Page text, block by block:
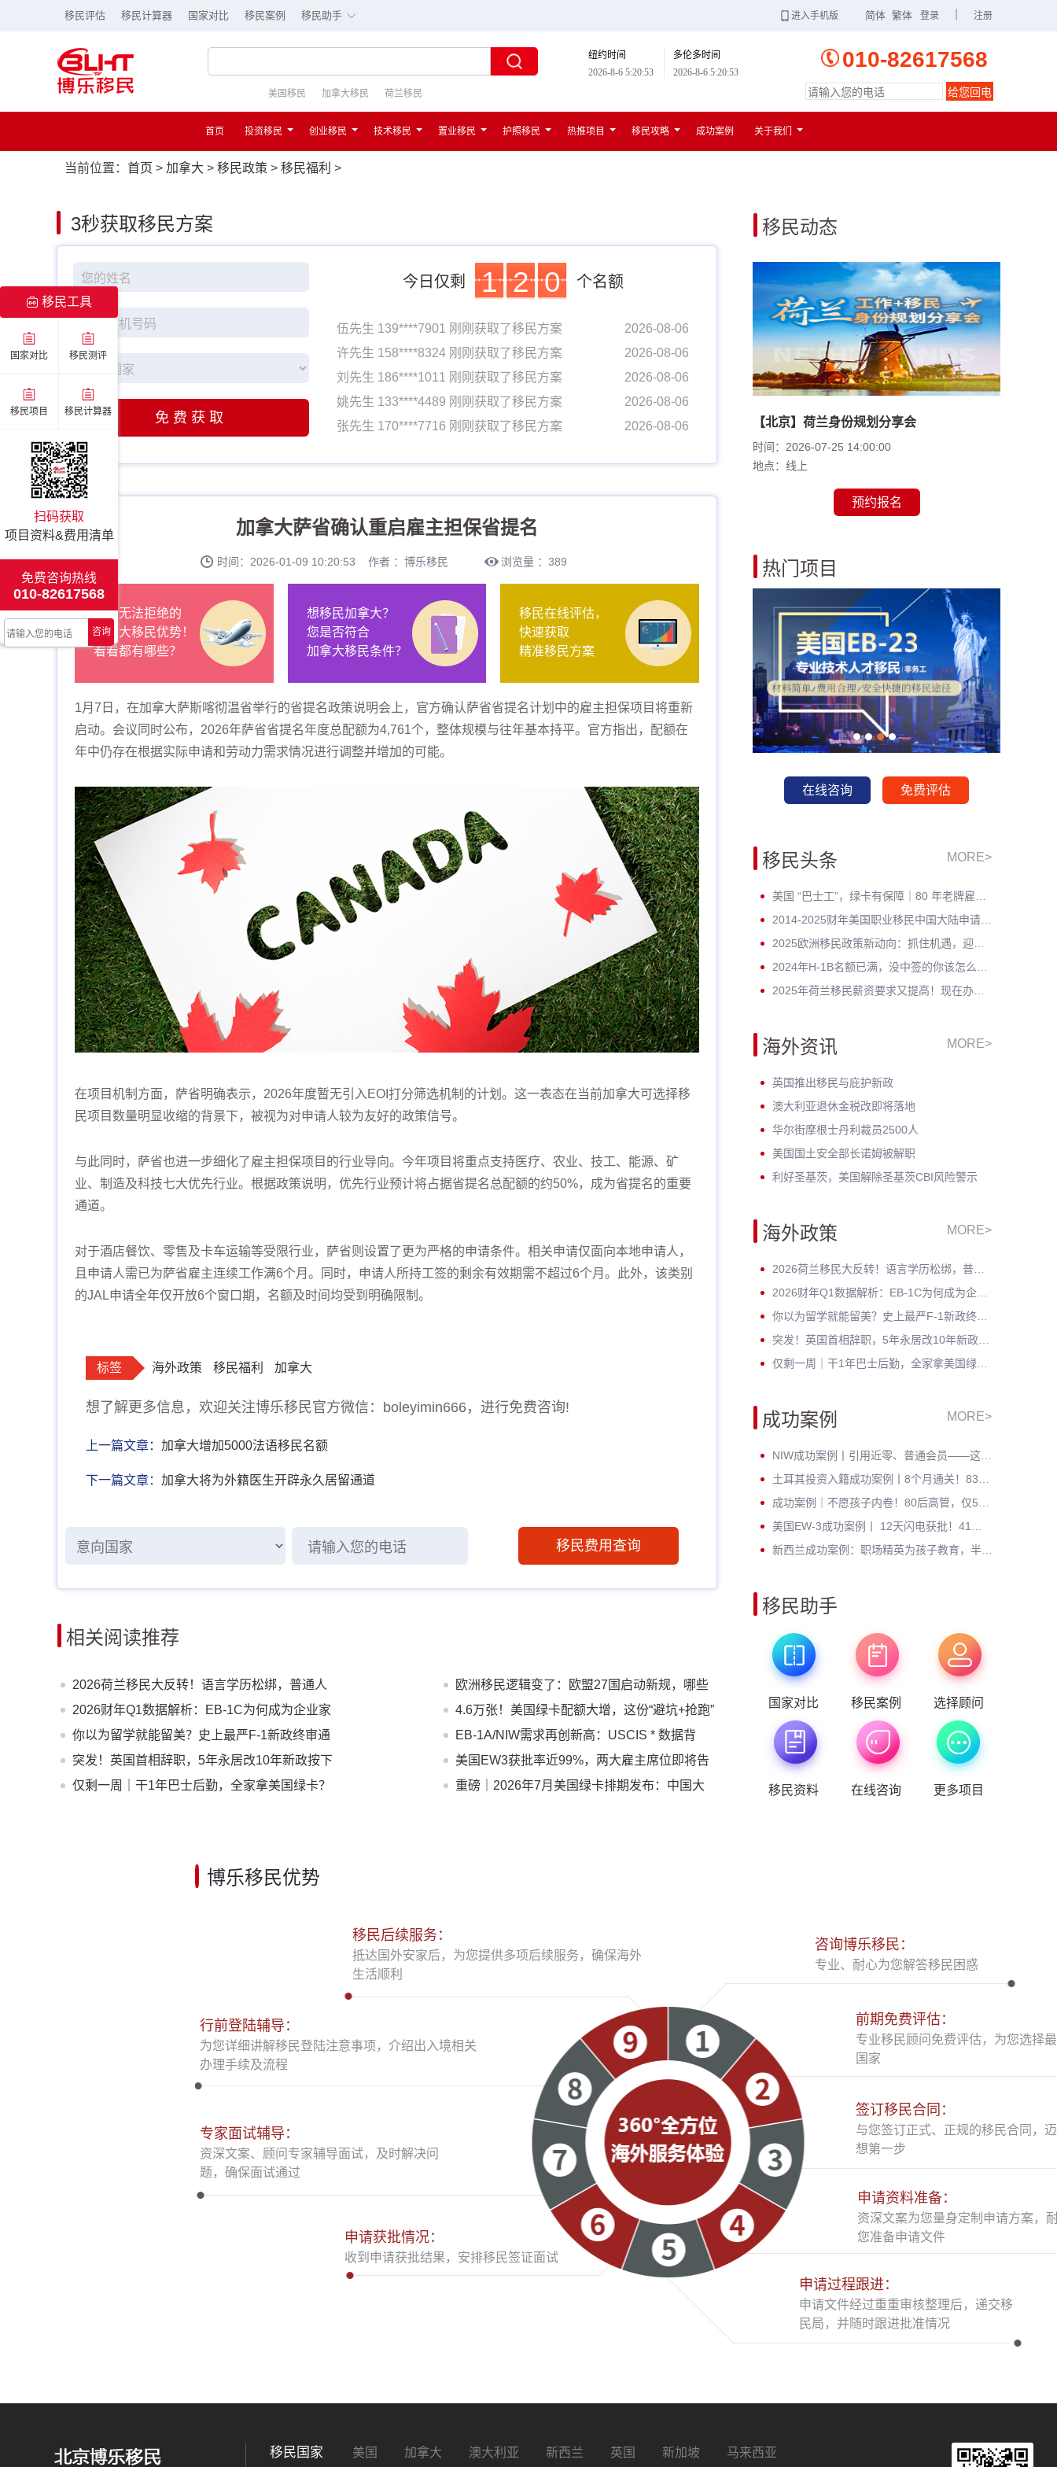
移民评估 移民计算器 国家对比 移民案例 移民助手 ∟ 注册
登录
简体 繁体
进入手机版
扫一扫
进入手机版
纽约时间
2026-8-6 5:20:54
多伦多时间
2026-8-6 5:20:54
010-82617568
美国移民 加拿大移民 荷兰移民 给您回电
首页 投资移民 创业移民 技术移民 置业移民 护照移民 热推项目 移民攻略 成功案例 关于我们
当前位置： 首页 > 加拿大 > 移民政策 > 移民福利 >
3秒获取移民方案
免费获取
今日仅剩 1 2 0 个名额
伍先生 139****7901 刚刚获取了移民方案
2026-08-06
许先生 158****8324 刚刚获取了移民方案
2026-08-06
刘先生 186****1011 刚刚获取了移民方案
2026-08-06
姚先生 133****4489 刚刚获取了移民方案
2026-08-06
张先生 170****7716 刚刚获取了移民方案
2026-08-06
伍先生 139****7901 刚刚获取了移民方案
2026-08-06
许先生 158****8324 刚刚获取了移民方案
李女士 134****0058 刚刚获取了移民方案
2026-08-06
赵先生 154****4792 刚刚获取了移民方案
2026-08-06
加拿大萨省确认重启雇主担保省提名
时间：2026-01-09 10:20:53 作者 ：博乐移民 浏览量 ：389
让人无法拒绝的
加拿大移民优势！
看看都有哪些？
想移民加拿大？
您是否符合
加拿大移民条件？
移民在线评估，
快速获取
精准移民方案
1月7日，在加拿大萨斯喀彻温省举行的省提名政策说明会上，官方确认萨省省提名计划中的雇主担保项目将重新
启动。会议同时公布，2026年萨省省提名年度总配额为4,761个，整体规模与往年基本持平。官方指出，配额在
年中仍存在根据实际申请和劳动力需求情况进行调整并增加的可能。
在项目机制方面，萨省明确表示，2026年度暂无引入EOI打分筛选机制的计划。这一表态在当前加拿大可选择移
民项目数量明显收缩的背景下，被视为对申请人较为友好的政策信号。
与此同时，萨省也进一步细化了雇主担保项目的行业导向。今年项目将重点支持医疗、农业、技工、能源、矿
业、制造及科技七大优先行业。根据政策说明，优先行业预计将占据省提名总配额的约50%，成为省提名的重要
通道。
对于酒店餐饮、零售及卡车运输等受限行业，萨省则设置了更为严格的申请条件。相关申请仅面向本地申请人，
且申请人需已为萨省雇主连续工作满6个月。同时，申请人所持工签的剩余有效期需不超过6个月。此外，该类别
的JAL申请全年仅开放6个窗口期，名额及时间均受到明确限制。
标签 海外政策 移民福利 加拿大
想了解更多信息，欢迎关注博乐移民官方微信：boleyimin666，进行免费咨询!
上一篇文章： 加拿大增加5000法语移民名额
下一篇文章： 加拿大将为外籍医生开辟永久居留通道
移民费用查询
相关阅读推荐
2026荷兰移民大反转！语言学历松绑，普通人
窗口期已至
2026财年Q1数据解析：EB-1C为何成为企业家
与高管的绿卡 * ？
你以为留学就能留美？史上最严F-1新政终审通
过！D/S正式终结
突发！英国首相辞职，5年永居改10年新政按下
暂停键——黄金窗口期已开启
仅剩一周｜干1年巴士后勤，全家拿美国绿卡？
欧洲移民逻辑变了：欧盟27国启动新规，哪些
人受影响？
4.6万张！美国绿卡配额大增，这份“避坑+抢跑”
指南请收好
EB-1A/NIW需求再创新高：USCIS * 数据背
后，为何越来越多人选择提前规划？
美国EW3获批率近99%，两大雇主席位即将告
急！
重磅｜2026年7月美国绿卡排期发布：中国大
移民动态
【北京】荷兰身份规划分享会
时间：2026-07-25 14:00:00
地点：线上
预约报名
热门项目
在线咨询 免费评估
移民头条 MORE>
海外资讯 MORE>
英国推出移民与庇护新政
澳大利亚退休金税改即将落地
华尔街摩根士丹利裁员2500人
美国国土安全部长诺姆被解职
利好圣基茨，美国解除圣基茨CBI风险警示
海外政策 MORE>
成功案例 MORE>
移民助手
国家对比 移民案例 选择顾问
移民资料 在线咨询 更多项目
博乐移民优势
移民后续服务：
抵达国外安家后，为您提供多项后续服务，确保海外
生活顺利
咨询博乐移民：
专业、耐心为您解答移民困惑
行前登陆辅导：
为您详细讲解移民登陆注意事项，介绍出入境相关
办理手续及流程
前期免费评估：
专业移民顾问免费评估，为您选择
国家
专家面试辅导：
资深文案、顾问专家辅导面试，及时解决问
题，确保面试通过
签订移民合同：
与您签订正式、正规的移民合同，
想第一步
申请获批情况：
收到申请获批结果，安排移民签证面试
申请资料准备：
资深文案为您量身定制申请方案，
您准备申请文件
申请过程跟进：
申请文件经过重重审核整理后，递交移
民局，并随时跟进批准情况
移民国家 美国 加拿大 澳大利亚 新西兰 英国 新加坡 马来西亚
移民工具
国家对比 移民测评
移民项目 移民计算器
扫码获取
项目资料&费用清单
免费咨询热线
010-82617568
咨询